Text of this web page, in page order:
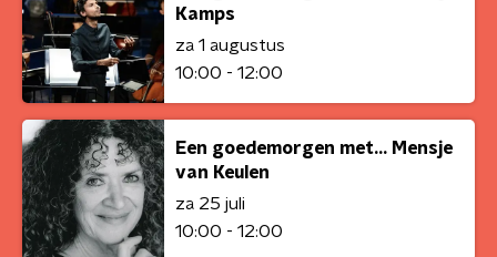
Kamps
za 1 augustus
10:00 - 12:00
Een goedemorgen met... Mensje
van Keulen
za 25 juli
10:00 - 12:00